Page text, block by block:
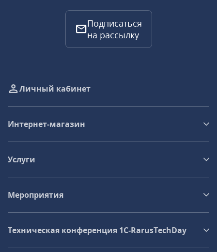
Подписаться
на рассылку
Личный кабинет
Интернет-магазин
Услуги
Мероприятия
Техническая конференция 1C‑RarusTechDay